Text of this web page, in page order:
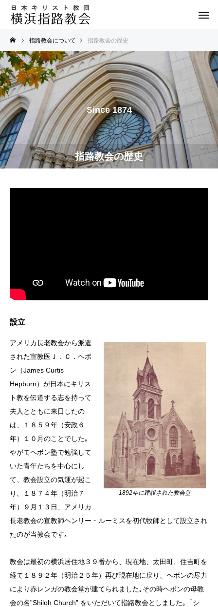
指路教会について 指路教会の歴史
指路教会の歴史
Since 1874
設立
1892年に建設された教会堂
アメリカ長老教会から派遣
された宣教医Ｊ．Ｃ．ヘボ
ン（James Curtis
Hepburn）が日本にキリス
ト教を伝道する志を持って
夫人とともに来日したの
は、１８５９年（安政６
年）１０月のことでした｡
やがてヘボン塾で勉強して
いた青年たちを中心にし
て、教会設立の気運が起こ
り、１８７４年（明治７
年）９月１３日、アメリカ
長老教会の宣教師ヘンリー・ルーミスを初代牧師として設立され
たのが当教会です｡
教会は最初の横浜居住地３９番から、現在地、太田町、住吉町を
経て１８９２年（明治２５年）再び現在地に戻り、ヘボンの尽力
により赤レンガの教会堂が建てられました｡その時ヘボンの母教
会の名”Shiloh Church” をいただいて指路教会としました｡「シ